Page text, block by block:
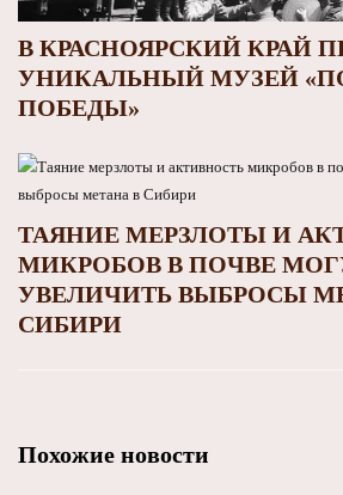
В КРАСНОЯРСКИЙ КРАЙ
УНИКАЛЬНЫЙ МУЗЕЙ
ПОБЕДЫ»
ТАЯНИЕ МЕРЗЛОТЫ И
МИКРОБОВ В ПОЧВЕ
УВЕЛИЧИТЬ ВЫБРОСЫ
СИБИРИ
Похожие новости